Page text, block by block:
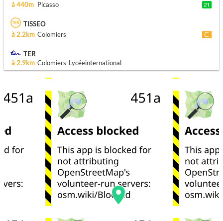
à 440m Picasso
TISSEO
à 2.2km Colomiers
TER
à 2.9km Colomiers-Lycéeinternational